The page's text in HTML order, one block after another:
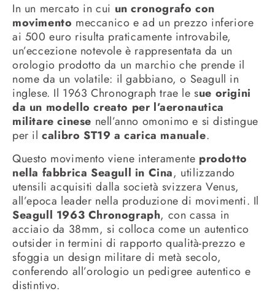
In un mercato in cui un cronografo con
movimento meccanico e ad un prezzo inferiore
ai 500 euro risulta praticamente introvabile,
un’eccezione notevole è rappresentata da un
orologio prodotto da un marchio che prende il
nome da un volatile: il gabbiano, o Seagull in
inglese. Il 1963 Chronograph trae le sue origini
da un modello creato per l’aeronautica
militare cinese nell’anno omonimo e si distingue
per ilcalibro ST19 a carica manuale.
Questo movimento viene interamente prodotto
nella fabbrica Seagull in Cina, utilizzando
utensili acquisiti dalla società svizzera Venus,
all’epoca leader nella produzione di movimenti. Il
Seagull 1963 Chronograph, con cassa in
acciaio da 38mm, si colloca come un autentico
outsider in termini di rapporto qualità-prezzo e
sfoggia un design militare di metà secolo,
conferendo all’orologio un pedigree autentico e
distintivo.